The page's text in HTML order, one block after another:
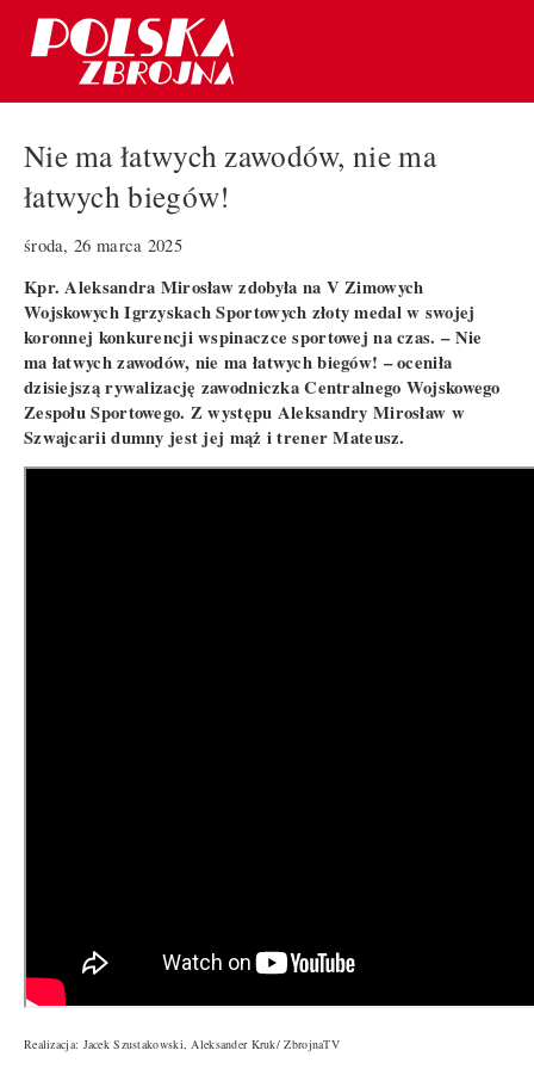
Nie ma łatwych zawodów, nie ma
łatwych biegów!
środa, 26 marca 2025
Kpr. Aleksandra Mirosław zdobyła na V Zimowych
Wojskowych Igrzyskach Sportowych złoty medal w swojej
koronnej konkurencji wspinaczce sportowej na czas. – Nie
ma łatwych zawodów, nie ma łatwych biegów! – oceniła
dzisiejszą rywalizację zawodniczka Centralnego Wojskowego
Zespołu Sportowego. Z występu Aleksandry Mirosław w
Szwajcarii dumny jest jej mąż i trener Mateusz.
Realizacja: Jacek Szustakowski, Aleksander Kruk/ ZbrojnaTV